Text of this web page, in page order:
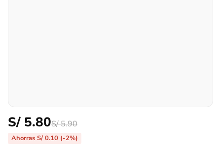
S/ 5.80S/5.90
Ahorras S/ 0.10 (-2%)